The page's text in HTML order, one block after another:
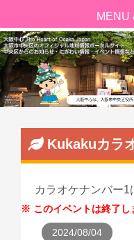
Kukakuカラ
カラオケナンバー1
このイベントは終了し
2024/08/04